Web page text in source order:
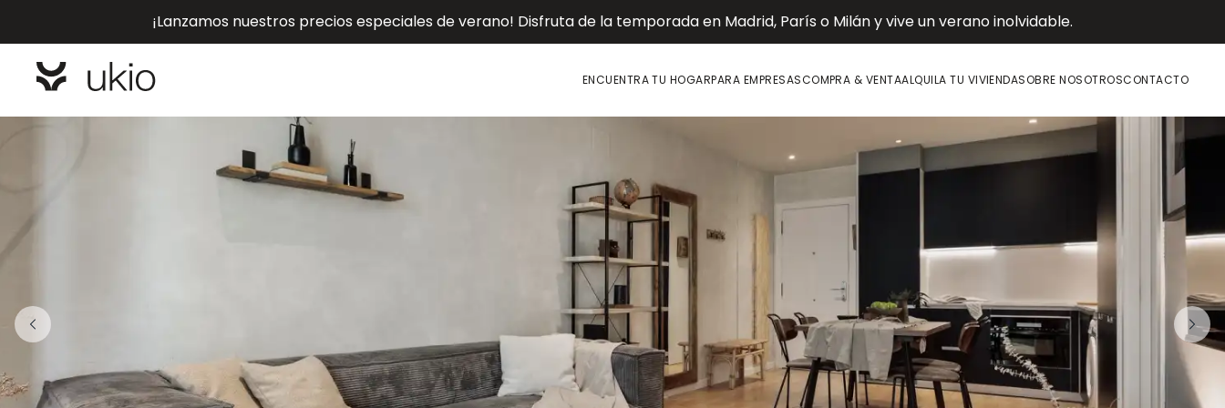
¡Lanzamos nuestros precios especiales de verano! Disfruta de la temporada en Madrid, París o Milán y vive un verano inolvidable.
ENCUENTRA TU HOGARPARA EMPRESASCOMPRA & VENTAALQUILA TU VIVIENDASOBRE NOSOTROSCONTACTO